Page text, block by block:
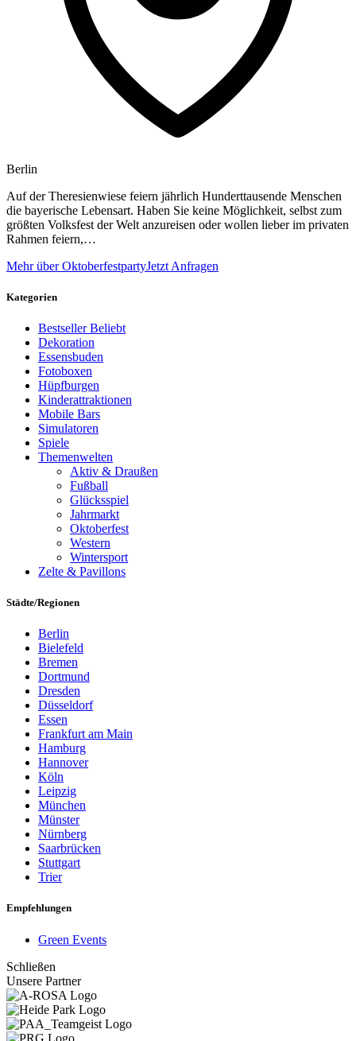
Berlin
Auf der Theresienwiese feiern jährlich Hunderttausende Menschen
die bayerische Lebensart. Haben Sie keine Möglichkeit, selbst zum
größten Volksfest der Welt anzureisen oder wollen lieber im privaten
Rahmen feiern,…
Mehr über OktoberfestpartyJetzt Anfragen
Kategorien
BestsellerBeliebt
Dekoration
Essensbuden
Fotoboxen
Hüpfburgen
Kinderattraktionen
Mobile Bars
Simulatoren
Spiele
Themenwelten
Aktiv & Draußen
Fußball
Glücksspiel
Jahrmarkt
Oktoberfest
Western
Wintersport
Zelte & Pavillons
Städte/Regionen
Berlin
Bielefeld
Bremen
Dortmund
Dresden
Düsseldorf
Essen
Frankfurt am Main
Hamburg
Hannover
Köln
Leipzig
München
Münster
Nürnberg
Saarbrücken
Stuttgart
Trier
Empfehlungen
Green Events
Schließen
Unsere Partner